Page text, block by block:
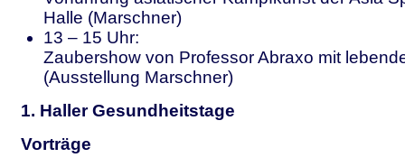
Halle (Marschner)
13 – 15 Uhr:
Zaubershow von Professor Abraxo mit
(Ausstellung Marschner)
1. Haller Gesundheitstage
Vorträge